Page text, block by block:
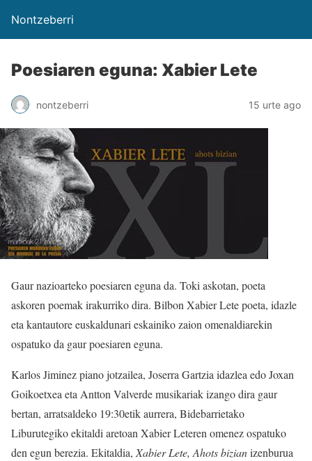
Nontzeberri
Poesiaren eguna: Xabier Lete
nontzeberri 15 urte ago
Gaur nazioarteko poesiaren eguna da. Toki askotan, poeta
askoren poemak irakurriko dira. Bilbon Xabier Lete poeta, idazle
eta kantautore euskaldunari eskainiko zaion omenaldiarekin
ospatuko da gaur poesiaren eguna.
Karlos Jiminez piano jotzailea, Joserra Gartzia idazlea edo Joxan
Goikoetxea eta Antton Valverde musikariak izango dira gaur
bertan, arratsaldeko 19:30etik aurrera, Bidebarrietako
Liburutegiko ekitaldi aretoan Xabier Leteren omenez ospatuko
den egun berezia. Ekitaldia, Xabier Lete, Ahots bizianizenburua